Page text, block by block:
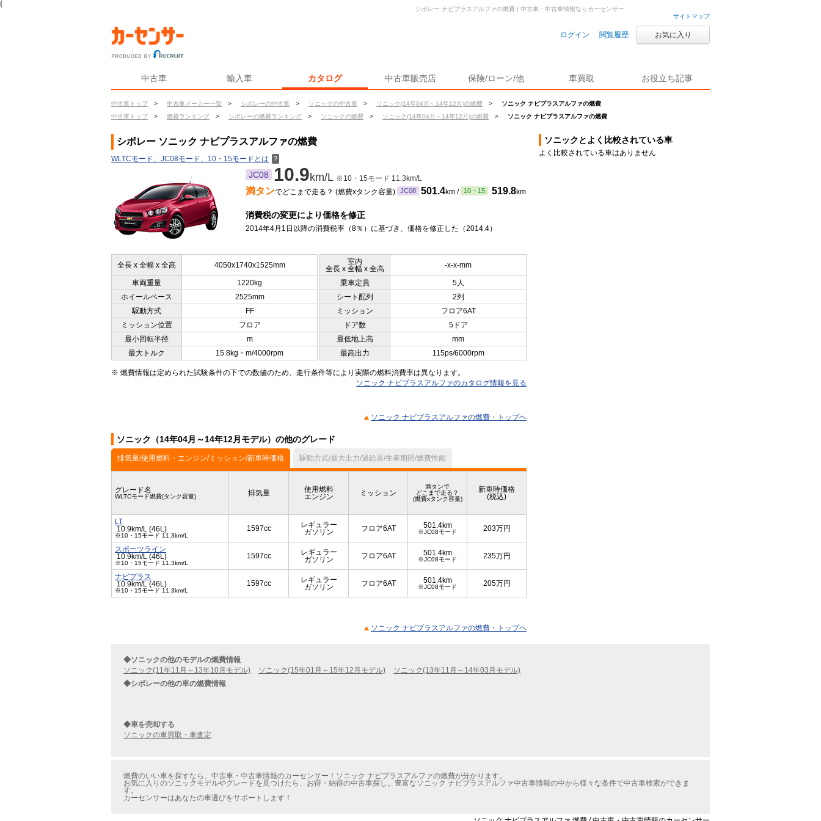
{
サイトマップ
ログイン 閲覧履歴 お気に入り
中古車 輸入車 カタログ 中古車販売店 保険/ローン/他 車買取 お役立ち記事
中古車トップ > 中古車メーカー一覧 > シボレーの中古車 > ソニックの中古車 > ソニック(14年04月～14年12月)の燃費 >
ソニック ナビプラスアルファの燃費
中古車トップ
> 燃費ランキング > シボレーの燃費ランキング > ソニックの燃費 > ソニック(14年04月～14年12月)の燃費 > ソニック ナビプラスアルファの燃費
シボレー ナビプラスアルファの燃費 | 中古車・中古車情報ならカーセンサー
シボレー ソニック ナビプラスアルファの燃費
WLTCモード、JC08モード、10・15モードとは ？
JC08 10.9km/L ※10・15モード 11.3km/L
満タンでどこまで走る？ (燃費xタンク容量) JC08 501.4km / 10・15 519.8km
消費税の変更により価格を修正
2014年4月1日以降の消費税率（8％）に基づき、価格を修正した（2014.4）
全長 x 全幅 x 全高 4050x1740x1525mm
室内
全長 x 全幅 x 全高
-x-x-mm
車両重量 1220kg 乗車定員
5人
ホイールベース
2525mm シート配列
2列
駆動方式
FF ミッション
フロア6AT
ミッション位置
フロア ドア数
5ドア
最小回転半径
m 最低地上高
mm
最大トルク
15.8kg・m/4000rpm 最高出力 115ps/6000rpm
※ 燃費情報は定められた試験条件の下での数値のため、走行条件等により実際の燃料消費率は異なります。
ソニック ナビプラスアルファのカタログ情報を見る
ソニック ナビプラスアルファの燃費・トップヘ
ソニック（14年04月～14年12月モデル）の他のグレード
排気量/使用燃料・エンジン/ミッション/新車時価格 駆動方式/最大出力/過給器/生産期間/燃費性能
グレード名
WLTCモード燃費(タンク容量) 排気量
使用燃料
エンジン
ミッション
満タンで
どこまで走る？
(燃費xタンク容量)
新車時価格
(税込)
LT
10.9km/L (46L)
※10・15モード 11.3km/L
1597cc
レギュラー
ガソリン
フロア6AT 501.4km
※JC08モード 203万円
スポーツライン
10.9km/L (46L)
※10・15モード 11.3km/L
1597cc
レギュラー
ガソリン
フロア6AT 501.4km
※JC08モード 235万円
ナビプラス
10.9km/L (46L)
※10・15モード 11.3km/L
1597cc
レギュラー
ガソリン
フロア6AT 501.4km
※JC08モード 205万円
ソニック ナビプラスアルファの燃費・トップヘ
ソニックとよく比較されている車
よく比較されている車はありません
◆ソニックの他のモデルの燃費情報
ソニック(11年11月～13年10月モデル)
ソニック(15年01月～15年12月モデル)
ソニック(13年11月～14年03月モデル)
◆シボレーの他の車の燃費情報
◆車を売却する
ソニックの車買取・車査定
燃費のいい車を探すなら、中古車・中古車情報のカーセンサー！ソニック ナビプラスアルファの燃費が分かります。
お気に入りのソニックモデルやグレードを見つけたら、お得・納得の中古車探し。豊富なソニック ナビプラスアルファ中古車情報の中から様々な条件で中古車検索ができま
す。
カーセンサーはあなたの車選びをサポートします！